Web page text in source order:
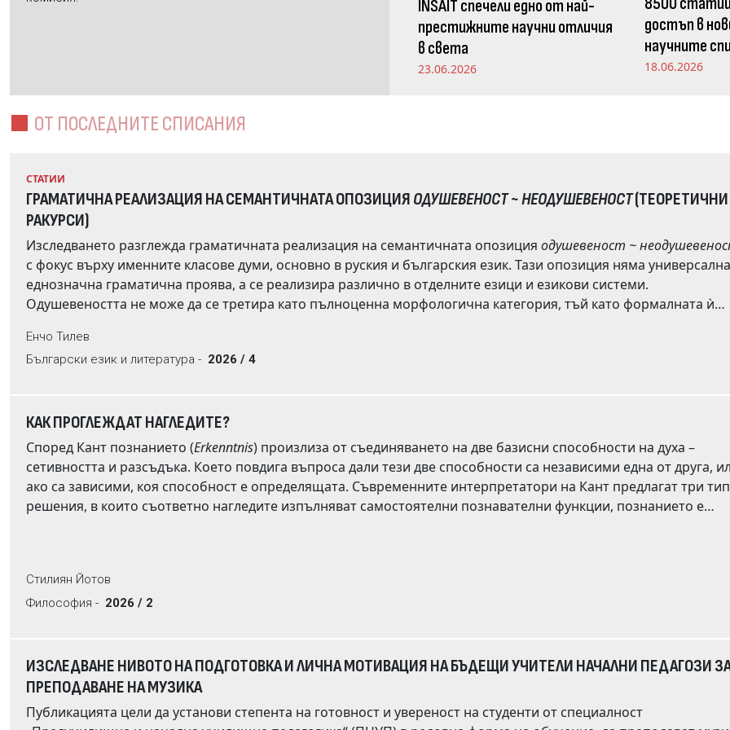
INSAIT спечели едно от най-
престижните научни отличия
в света
23.06.2026
достъп в
научните
Издателство
18.06.2026
ОТ ПОСЛЕДНИТЕ СПИСАНИЯ
СТАТИИ
ГРАМАТИЧНА РЕАЛИЗАЦИЯ НА СЕМАНТИЧНАТА ОПОЗИЦИЯОДУШЕВЕНОСТ ~ НЕОДУШЕВЕНОСТ(ТЕОРЕТИЧНИ
РАКУРСИ)
Изследването разглежда граматичната реализация на семантичната опозиция одушевеност ~
с фокус върху именните класове думи, основно в руския и българския език. Тази опозиция няма универсална и
еднозначна граматична проява, а се реализира различно в отделните езици и езикови системи.
Одушевеността не може да се третира като пълноценна морфологична категория, тъй като формалната ѝ
взаимодействието на опозицията с категориите род и падеж, с класовете на прилагателните и числителните,
като се показва, че най-ясно тя се проявява в падежната система, особено във винителния падеж в руски.
Енчо Тилев
Български език и литература - 2026 / 4
КАК ПРОГЛЕЖДАТ НАГЛЕДИТЕ?
Според Кант познанието (Erkenntnis) произлиза от съединяването на две базисни способности на духа –
сетивността и разсъдъка. Което повдига въпроса дали тези две способности са независими една от друга, или
ако са зависими, коя способност е определящата. Съвременните интерпретатори на Кант предлагат три типа
решения, в които съответно нагледите изпълняват самостоятелни познавателни функции, познанието е
познанието при децата и животните, вторият – възприятието. Съвременни постижения в когнитивистиката
Стилиян Йотов
Философия - 2026 / 2
ИЗСЛЕДВАНЕ НИВОТО НА ПОДГОТОВКА И ЛИЧНА МОТИВАЦИЯ НА БЪДЕЩИ УЧИТЕЛИ НАЧАЛНИ ПЕДАГОЗИ
ПРЕПОДАВАНЕ НА МУЗИКА
Публикацията цели да установи степента на готовност и увереност на студенти от специалност